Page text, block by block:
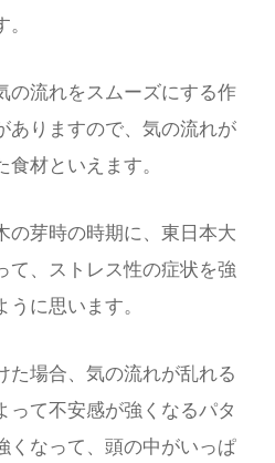
流れをスムーズにする作
ありますので、気の流れが
材といえます。
芽時の時期に、東日本大
て、ストレス性の症状を強
うに思います。
場合、気の流れが乱れる
って不安感が強くなるパタ
くなって、頭の中がいっぱ